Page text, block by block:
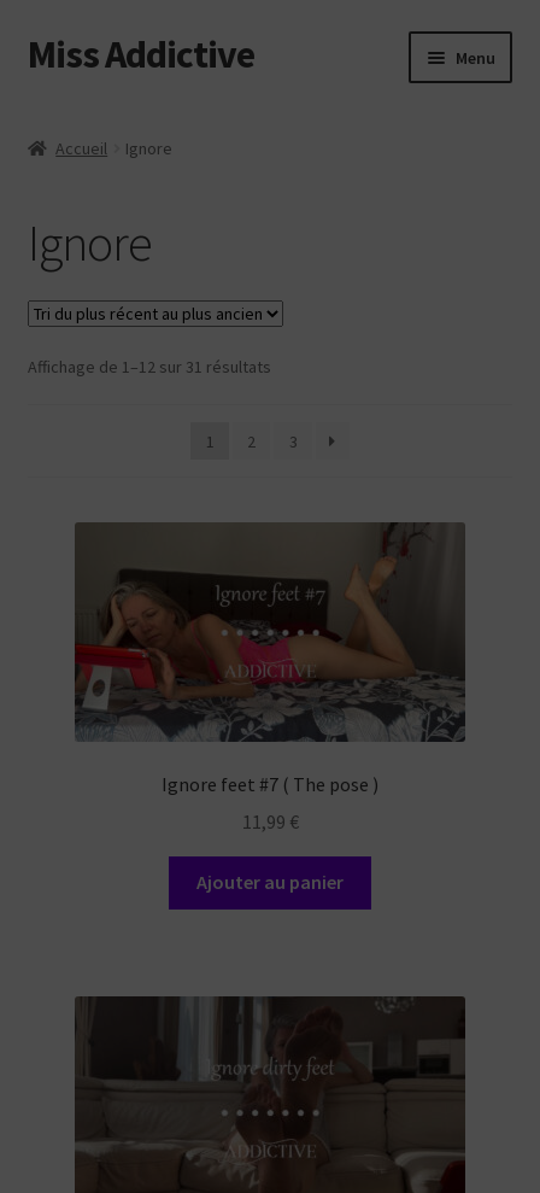
Aller
à
Aller
au
Miss Addictive Menu
Photos
Custom
Web
Accueil Ignore
Ignore
Affichage de 1–12 sur 31 résultatsTrié
récent
ancien
1 2 3
Ignore feet #7 ( The pose )
11,99 €
Ajouter au panier